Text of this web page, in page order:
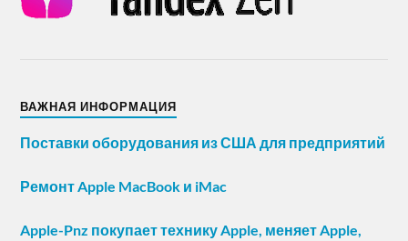
ВАЖНАЯ ИНФОРМАЦИЯ
Поставки оборудования из США для предприятий
Ремонт Apple MacBook и iMac
Apple-Pnz покупает технику Apple, меняет Apple,